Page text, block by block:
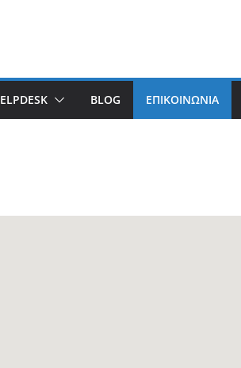
BLOG ΕΠΙΚΟΙΝΩΝΙΑ